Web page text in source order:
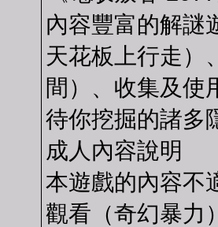
內容豐富的解謎
天花板上行走）
間）、收集及使
待你挖掘的諸多
成人內容說明
本遊戲的內容不
觀看（奇幻暴力